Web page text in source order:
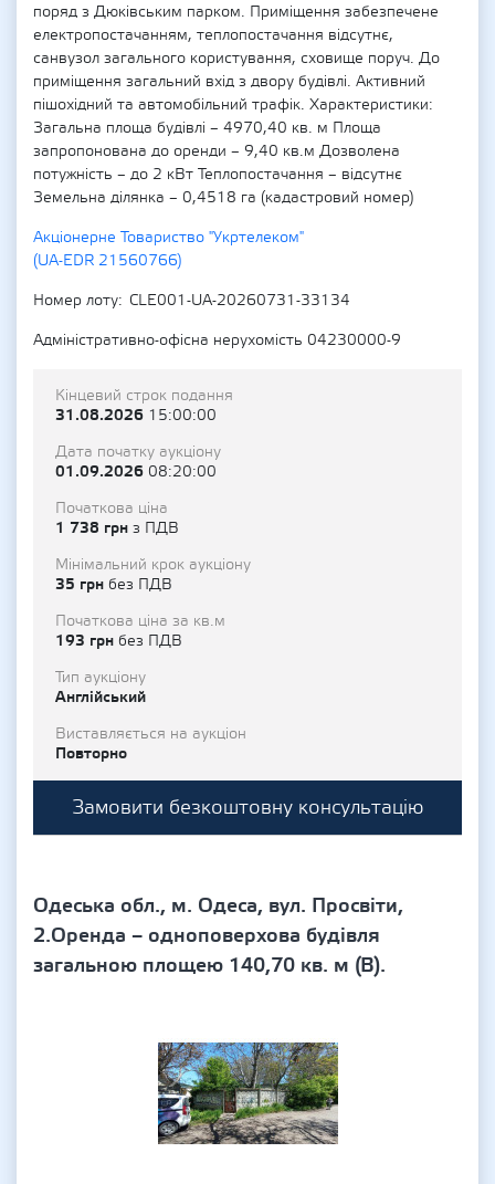
поряд з Дюківським парком. Приміщення забезпечене
електропостачанням, теплопостачання відсутнє,
санвузол загального користування, сховище поруч. До
приміщення загальний вхід з двору будівлі. Активний
пішохідний та автомобільний трафік. Характеристики:
Загальна площа будівлі – 4970,40 кв. м Площа
запропонована до оренди – 9,40 кв.м Дозволена
потужність – до 2 кВт Теплопостачання – відсутнє
Земельна ділянка – 0,4518 га (кадастровий номер)
Акціонерне Товариство "Укртелеком"
(UA-EDR 21560766)
Номер лоту
CLE001-UA-20260731-33134
Адміністративно-офісна нерухомість 04230000-9
Кінцевий строк подання
31.08.2026 15:00:00
Дата початку аукціону
01.09.2026 08:20:00
Початкова ціна
1 738 грн з ПДВ
Мінімальний крок аукціону
35 грн без ПДВ
Початкова ціна за кв.м
193 грн без ПДВ
Тип аукціону
Англійський
Виставляється на аукціон
Повторно
Замовити безкоштовну консультацію
Одеська обл., м. Одеса, вул. Просвіти,
2.Оренда – одноповерхова будівля
загальною площею 140,70 кв. м (В).